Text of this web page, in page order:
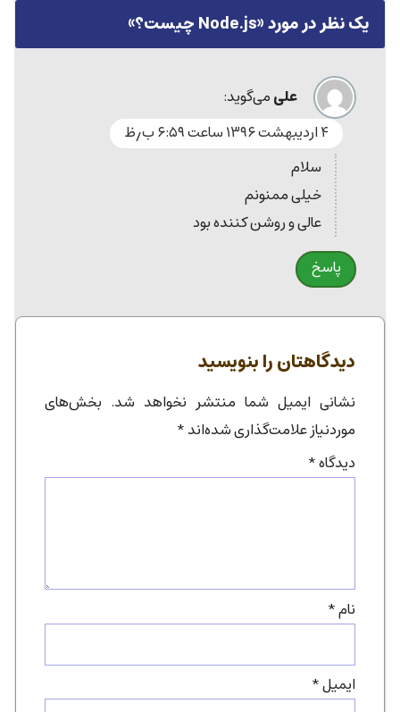
یک نظر در مورد «Node.js چیست؟ »
علیمی‌گوید:
۴ اردیبهشت ۱۳۹۶ ساعت ۶:۵۹ ب٫ظ
سلام
خیلی ممنونم
عالی و روشن کننده بود
پاسخ
دیدگاهتان را بنویسید
نشانی ایمیل شما منتشر نخواهد شد. بخش‌های
موردنیاز علامت‌گذاری شده‌اند*
دیدگاه*
نام*
ایمیل*